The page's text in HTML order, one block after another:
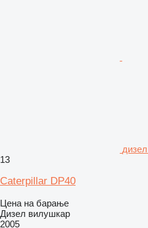
13
Caterpillar DP40
Цена на барање
Дизел вилушкар
2005